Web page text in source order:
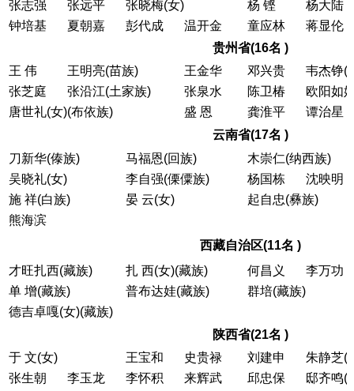
张志强 张远平 张晓梅(女) 杨 铿
杨大陆
钟培基
夏朝嘉 彭代成 温开金 童应林
蒋显伦
贵州省(16名 )
王 伟
王明亮(苗族) 王金华 邓兴贵
韦杰铮(
张芝庭
张沿江(土家族) 张泉水 陈卫椿
欧阳如
唐世礼(女)(布依族)
盛 恩 龚淮平
谭治星
云南省(17名 )
刀新华(傣族)
马福恩(回族)
木崇仁(纳西族)
吴晓礼(女)
李自强(傈僳族) 杨国栋
沈映明
施 祥(白族)
晏 云(女)
起自忠(彝族)
熊海滨
西藏自治区(11名 )
才旺扎西(藏族)
扎 西(女)(藏族) 何昌义
李万功
单 增(藏族)
普布达娃(藏族)
群培(藏族)
德吉卓嘎(女)(藏族)
陕西省(21名 )
于 文(女)
王宝和 史贵禄 刘建申
朱静芝(
张生朝
李玉龙 李怀积 来辉武 邱忠保
邸齐鸣(